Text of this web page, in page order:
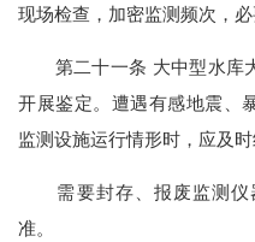
现场检查，加密监测频次，
第二十一条 大中型水库
开展鉴定。遭遇有感地震、
监测设施运行情形时，应及时
需要封存、报废监测仪
准。